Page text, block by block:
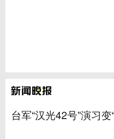
台军“汉光42号”演习变